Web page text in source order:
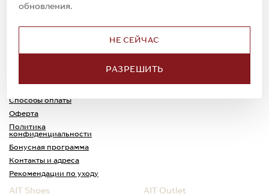
обновления.
НЕ СЕЙЧАС
РАЗРЕШИТЬ
© 2023. AIT Shoes
Все права защищены
Доставка
Способы оплаты
Оферта
Политика
конфиденциальности
Обмен и возврат
Каспи-Ред
Бонусная программа
Контакты и адреса
Рекомендации по уходу
AIT Shoes AIT Outlet